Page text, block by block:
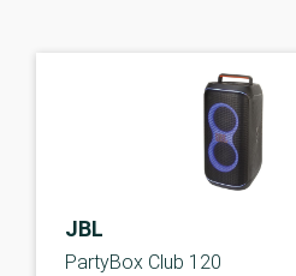
JBL
PartyBox Club 120